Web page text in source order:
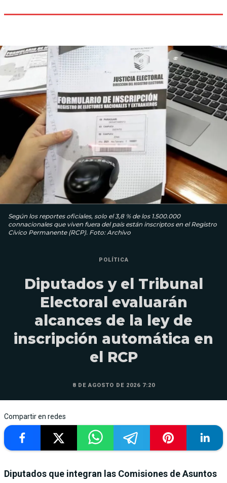
Según los reportes oficiales, solo el 3,8 % de los 1.500.000
connacionales que viven fuera del país están inscriptos en el Registro
Cívico Permanente (RCP). Foto: Archivo
POLÍTICA
Diputados y el Tribunal
Electoral evaluarán
alcances de la ley de
inscripción automática en
el RCP
8 DE AGOSTO DE 2026 7:20
Compartir en redes
Diputados que integran las Comisiones de Asuntos